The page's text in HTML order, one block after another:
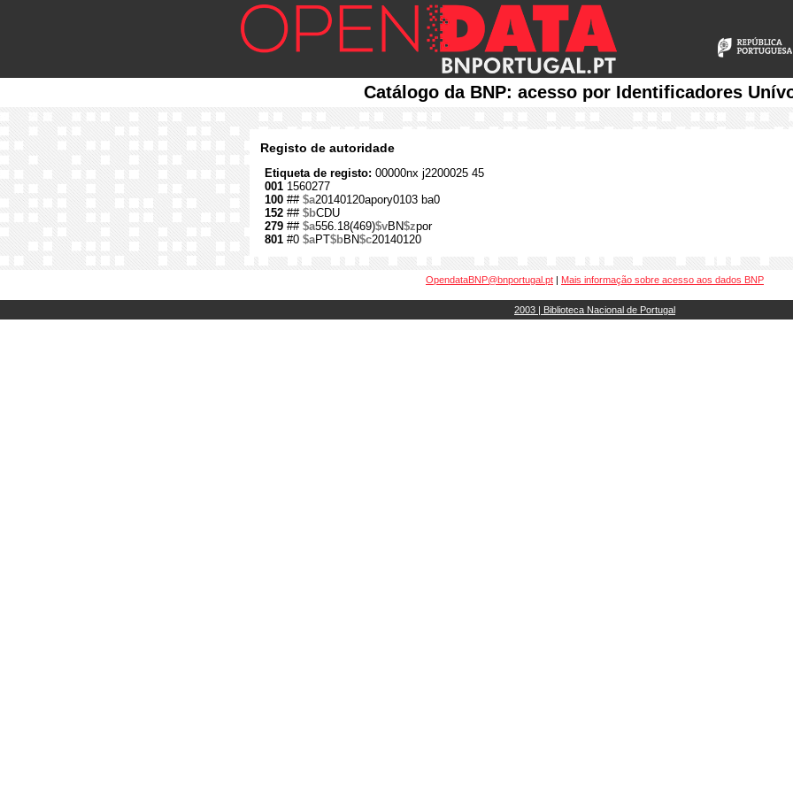
Catálogo da BNP: acesso por Identificadores
Registo de autoridade
Etiqueta de registo: 00000nx j2200025 45
001 1560277
100 ## $a20140120apory0103 ba0
152 ## $bCDU
279 ## $a556.18(469)$vBN$zpor
801 #0 $aPT$bBN$c20140120
OpendataBNP@bnportugal.pt | Mais informação sobre acesso aos dados BNP
2003 | Biblioteca Nacional de Portugal